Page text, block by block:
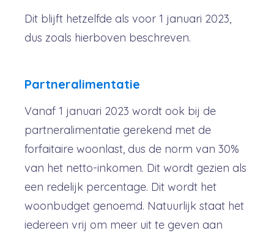
Dit blijft hetzelfde als voor 1 januari 2023,
dus zoals hierboven beschreven.
Partneralimentatie
Vanaf 1 januari 2023 wordt ook bij de
partneralimentatie gerekend met de
forfaitaire woonlast, dus de norm van 30%
van het netto-inkomen. Dit wordt gezien als
een redelijk percentage. Dit wordt het
woonbudget genoemd. Natuurlijk staat het
iedereen vrij om meer uit te geven aan